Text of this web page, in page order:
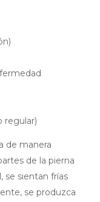
regular)
de manera
de la pierna
se sientan frías
se produzca